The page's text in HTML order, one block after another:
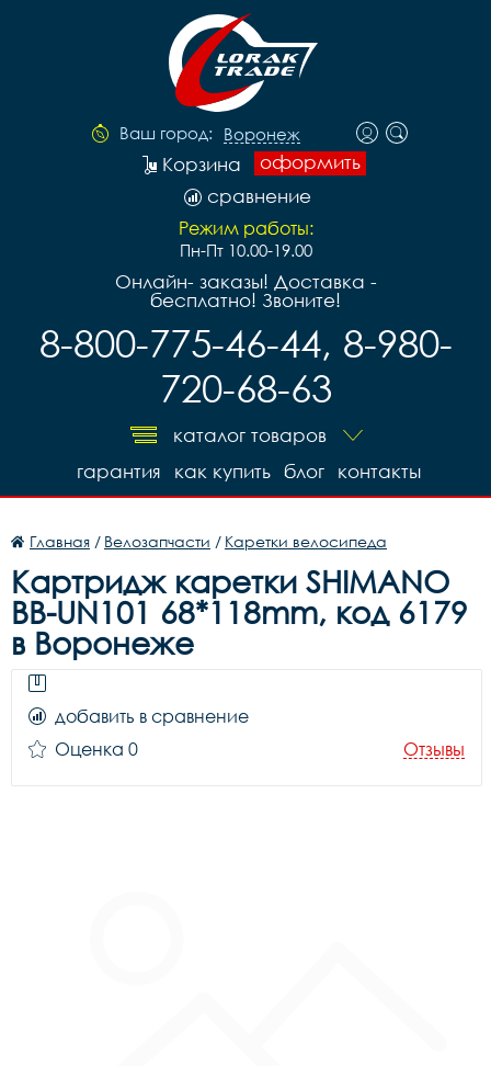
Ваш город: Воронеж
оформить
Корзина
сравнение
Режим работы:
Пн-Пт 10.00-19.00
Онлайн- заказы! Доставка -
бесплатно! Звоните!
8-800-775-46-44, 8-980-
720-68-63
каталог товаров
контакты
блог
как купить
гарантия
Главная / Велозапчасти / Каретки велосипеда
Картридж каретки SHIMANO
BB-UN101 68*118mm, код 6179
в Воронеже
добавить в сравнение
Оценка 0
Отзывы